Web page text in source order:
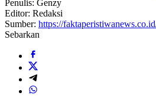
Penulis: Genzy
Editor: Redaksi
Sumber: https://
Sebarkan